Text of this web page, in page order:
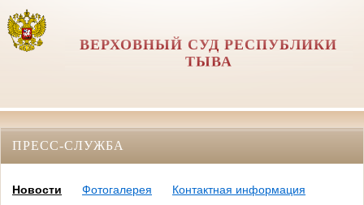
ВЕРХОВНЫЙ СУД РЕСПУБЛИКИ
ТЫВА
ПРЕСС-СЛУЖБА
Новости Фотогалерея
Контактная информация